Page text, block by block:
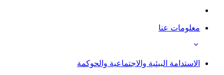
معلومات عنا
الاستدامة البيئية والاجتماعية والحوكمة